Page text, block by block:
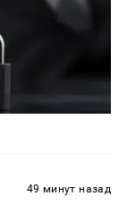
49 минут назад